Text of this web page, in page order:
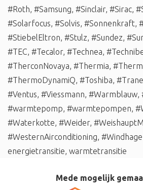
#Roth, #Samsung, #Sinclair, #Sirac,
#Solarfocus, #Solvis, #Sonnenkraft,
#StiebelEltron, #Stulz, #Sundez,
#TEC, #Tecalor, #Technea,
#TherconNovaya, #Thermia,
#ThermoDynamiQ, #Toshiba, #Trane
#Ventus, #Viessmann, #Warmblauw,
#warmtepomp, #warmtepompen,
#Waterkotte, #Weider,
#WesternAirconditioning,
energietransitie, warmtetransitie
Mede mogelijk